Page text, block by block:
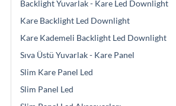
Backlight Yuvarlak - Kare Led Downlight
Kare Backlight Led Downlight
Kare Kademeli Backlight Led Downlight
Sıva Üstü Yuvarlak - Kare Panel
Slim Kare Panel Led
Slim Panel Led